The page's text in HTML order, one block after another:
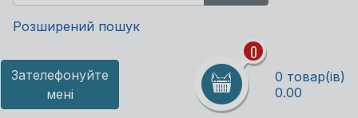
Розширений пошук
Зателефонуйте
мені
0
0 товар(ів)
0.00